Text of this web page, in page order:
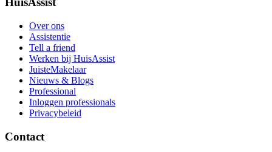
Over ons
Assistentie
Tell a friend
Werken bij HuisAssist
JuisteMakelaar
Nieuws & Blogs
Professional
Inloggen professionals
Privacybeleid
Contact